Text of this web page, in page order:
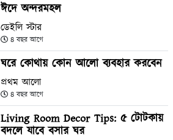
ঈদে অন্দরমহল
ডেইলি স্টার
৪ বছর আগে
ঘরে কোথায় কোন আলো ব্যবহার করবেন
প্রথম আলো
৪ বছর আগে
Living Room Decor Tips: ৫ টোটকায়
বদলে যাবে বসার ঘর